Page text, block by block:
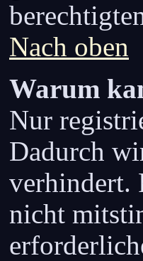
Nach oben
Warum
Nur
Dadurch
verhindert.
nicht